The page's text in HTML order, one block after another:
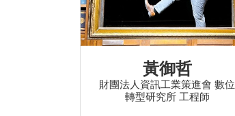
黃御哲
財團法人資訊工業策進會 數位
轉型研究所 工程師